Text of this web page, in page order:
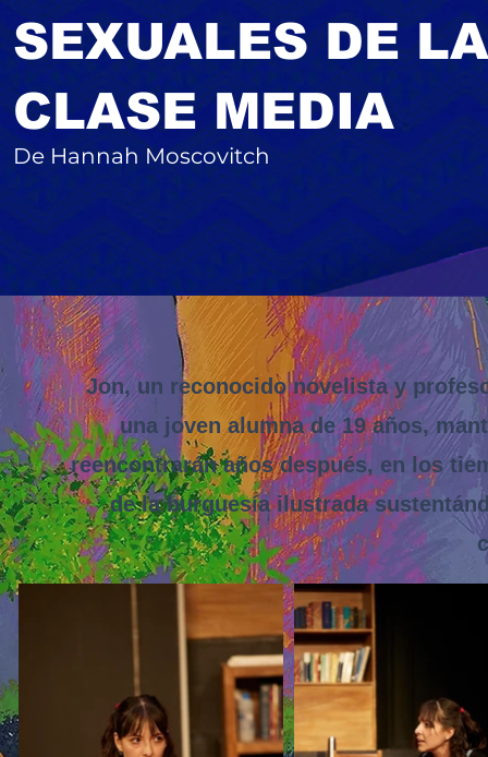
SEXUALES DE LA
CLASE MEDIA
De Hannah Moscovitch
Jon, un reconocido novelista y
una joven alumna de 19 años,
reencontrarán años después, en los
de la burguesía ilustrada